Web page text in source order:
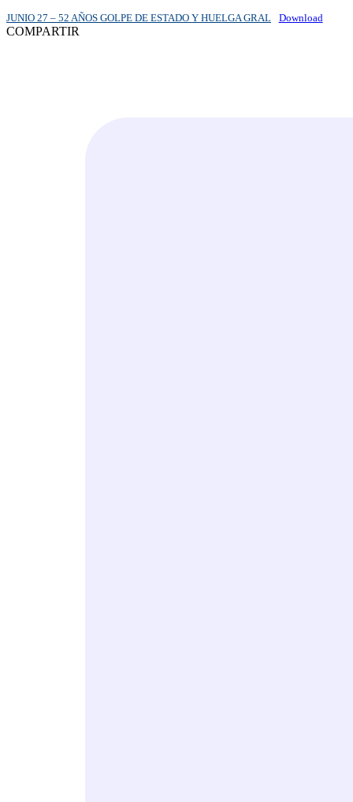
JUNIO 27 – 52 AÑOS GOLPE DE ESTADO Y HUELGA GRAL Download
COMPARTIR